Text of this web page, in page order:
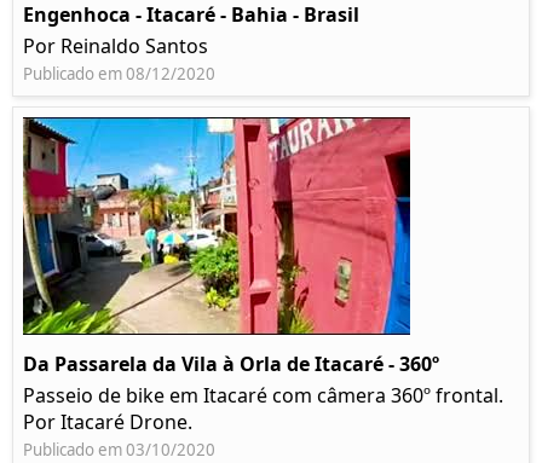
Engenhoca - Itacaré - Bahia - Brasil
Por Reinaldo Santos
Publicado em 08/12/2020
Da Passarela da Vila à Orla de Itacaré - 360º
Passeio de bike em Itacaré com câmera 360º frontal.
Por Itacaré Drone.
Publicado em 03/10/2020